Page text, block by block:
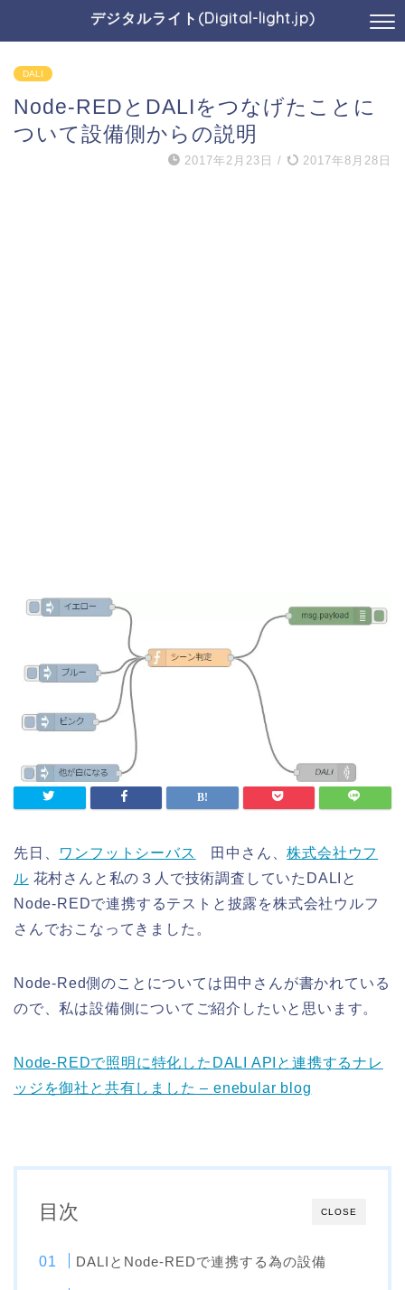
デジタルライト(Digital-light.jp)
DALI
Node-REDとDALIをつなげたことに
ついて設備側からの説明
2017年2月23日 / 2017年8月28日
先日、 ワンフットシーバス 田中さん、株式会社ウフ
ル 花村さんと私の３人で技術調査していたDALIと
Node-REDで連携するテストと披露を株式会社ウルフ
さんでおこなってきました。
Node-Red側のことについては田中さんが書かれている
ので、私は設備側についてご紹介したいと思います。
Node-REDで照明に特化したDALI APIと連携するナレ
ッジを御社と共有しました – enebular blog
CLOSE
目次
DALIとNode-REDで連携する為の設備